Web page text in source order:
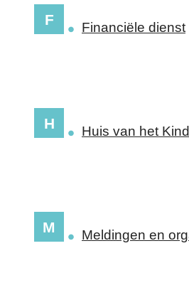
F Financiële dienst
H Huis van het Kind
M Meldingen en